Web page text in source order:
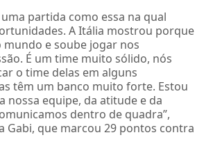
partida como essa na qual
A Itália mostrou porque
e soube jogar nos
É um time muito sólido, nós
o time delas em alguns
têm um banco muito forte. Estou
nossa equipe, da atitude e da
dentro de quadra”,
Gabi, que marcou 29 pontos contra